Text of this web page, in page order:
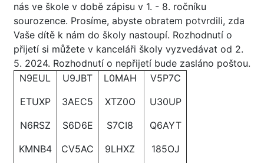
nás ve škole v době zápisu v 1. - 8. ročníku
sourozence. Prosíme, abyste obratem potvrdili, zda
Vaše dítě k nám do školy nastoupí. Rozhodnutí o
přijetí si můžete v kanceláři školy vyzvedávat od 2.
5. 2024. Rozhodnutí o nepřijetí bude zasláno poštou.
N9EUL
ETUXP
N6RSZ
KMNB4
U9JBT
3AEC5
S6D6E
CV5AC
L0MAH
XTZ0O
S7CI8
9LHXZ
V5P7C
U30UP
Q6AYT
185OJ